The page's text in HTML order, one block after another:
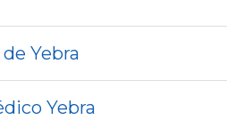
Yebra
Yebra